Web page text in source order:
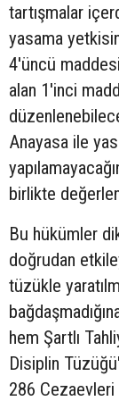
tartışmalar
yasama
4'üncü
alan 1'inci
Anayasa ile
birlikte
Bu hükümler
doğrudan
tüzükle
hem Şartlı
Disiplin
286 Cezaevleri